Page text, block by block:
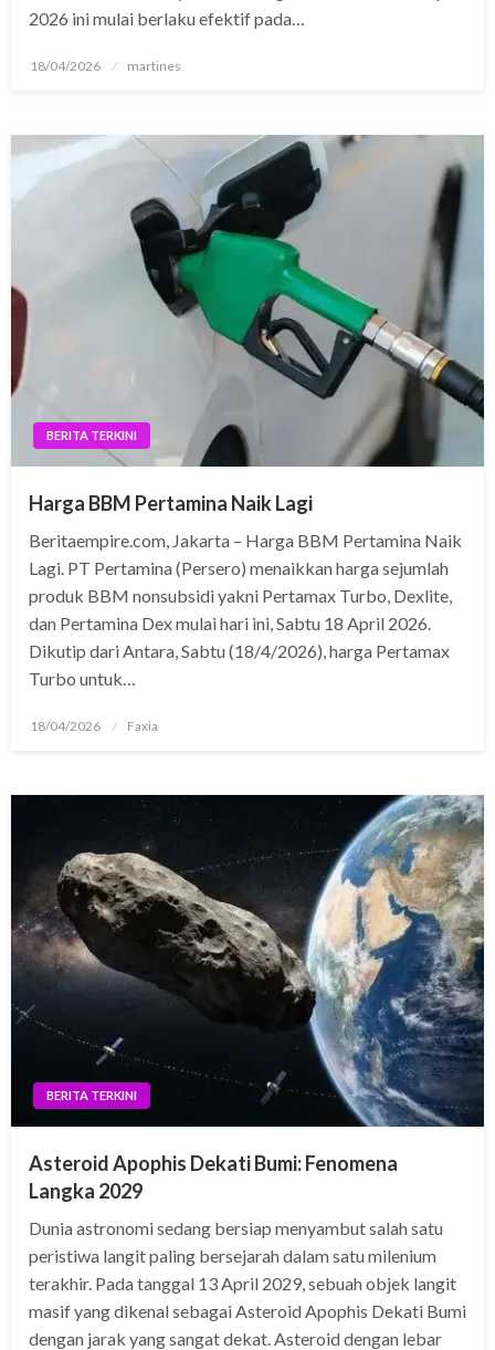
2026 ini mulai berlaku efektif pada…
Posted
18/04/2026 martines
BERITA TERKINI
Harga BBM Pertamina Naik Lagi
Beritaempire.com, Jakarta – Harga BBM Pertamina Naik
Lagi. PT Pertamina (Persero) menaikkan harga sejumlah
produk BBM nonsubsidi yakni Pertamax Turbo, Dexlite,
dan Pertamina Dex mulai hari ini, Sabtu 18 April 2026.
Dikutip dari Antara, Sabtu (18/4/2026), harga Pertamax
Turbo untuk…
Posted
18/04/2026 Faxia
BERITA TERKINI
Asteroid Apophis Dekati Bumi: Fenomena
Langka 2029
Dunia astronomi sedang bersiap menyambut salah satu
peristiwa langit paling bersejarah dalam satu milenium
terakhir. Pada tanggal 13 April 2029, sebuah objek langit
masif yang dikenal sebagai Asteroid Apophis Dekati Bumi
dengan jarak yang sangat dekat. Asteroid dengan lebar